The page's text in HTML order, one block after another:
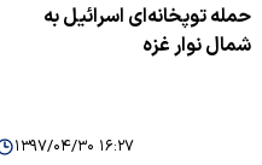
حمله توپخانه‌ای اسرائیل به
شمال نوار غزه
۱۳۹۷/۰۴/۳۰ ۱۶:۲۷